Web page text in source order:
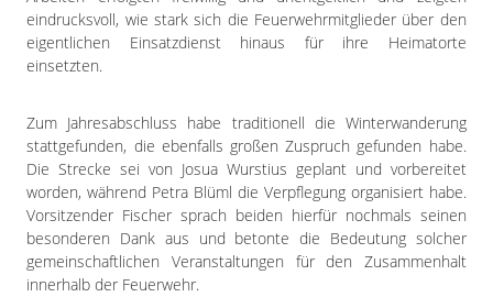
eindrucksvoll, wie stark sich die Feuerwehrmitglieder über den
eigentlichen Einsatzdienst hinaus für ihre Heimatorte
einsetzten.
Zum Jahresabschluss habe traditionell die Winterwanderung
stattgefunden, die ebenfalls großen Zuspruch gefunden habe.
Die Strecke sei von Josua Wurstius geplant und vorbereitet
worden, während Petra Blüml die Verpflegung organisiert habe.
Vorsitzender Fischer sprach beiden hierfür nochmals seinen
besonderen Dank aus und betonte die Bedeutung solcher
gemeinschaftlichen Veranstaltungen für den Zusammenhalt
innerhalb der Feuerwehr.